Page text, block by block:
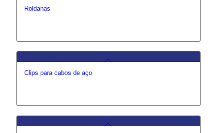
Roldanas
Clips para cabos de aço